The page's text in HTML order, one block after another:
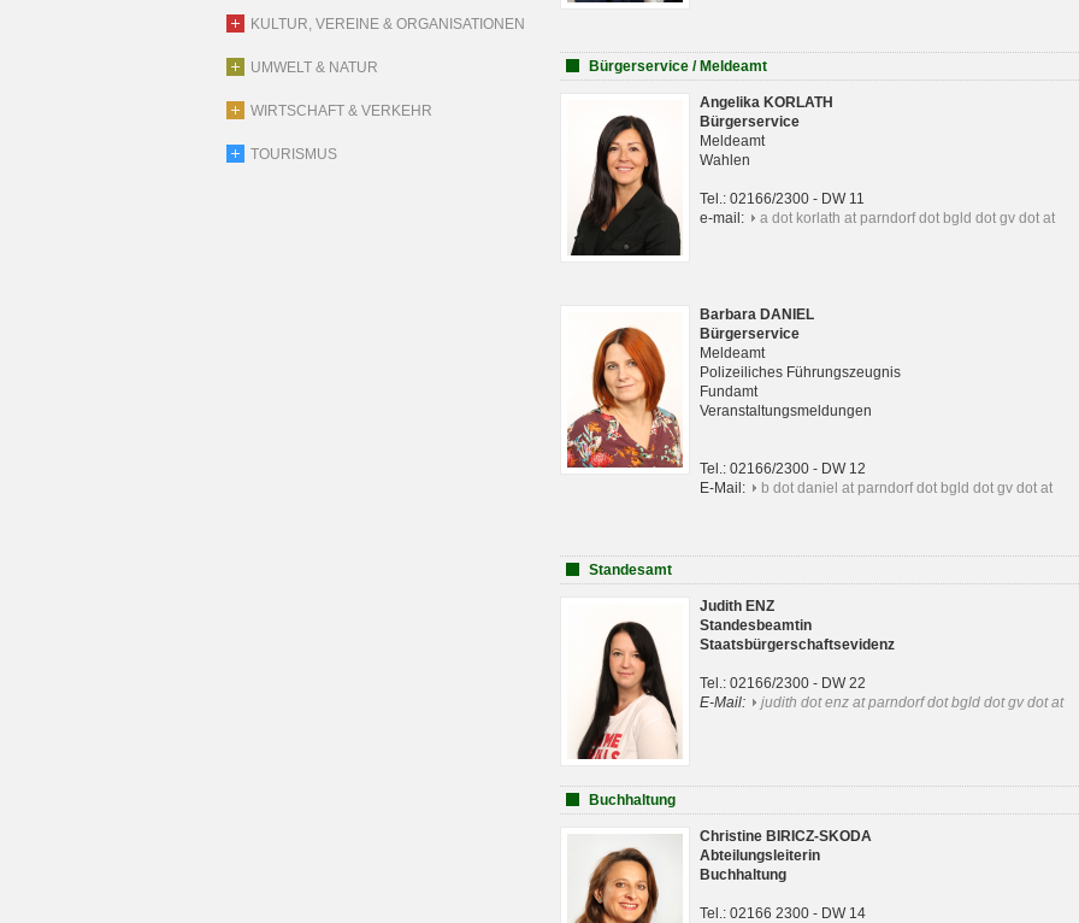
KULTUR, VEREINE & ORGANISATIONEN
UMWELT & NATUR
WIRTSCHAFT & VERKEHR
TOURISMUS
Bürgerservice / Meldeamt
Angelika KORLATH
Bürgerservice
Meldeamt
Wahlen
Tel.: 02166/2300 - DW 11
e-mail:
a dot korlath at parndorf dot bgld dot gv dot at
Barbara DANIEL
Bürgerservice
Meldeamt
Polizeiliches Führungszeugnis
Fundamt
Veranstaltungsmeldungen
Tel.: 02166/2300 - DW 12
E-Mail:
b dot daniel at parndorf dot bgld dot gv dot at
Standesamt
Judith ENZ
Standesbeamtin
Staatsbürgerschaftsevidenz
Tel.: 02166/2300 - DW 22
E-Mail:
judith dot enz at parndorf dot bgld dot gv dot at
Buchhaltung
Christine BIRICZ-SKODA
Abteilungsleiterin
Buchhaltung
Tel.: 02166 2300 - DW 14